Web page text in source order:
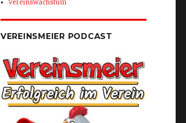
Vereinswachstum
VEREINSMEIER PODCAST